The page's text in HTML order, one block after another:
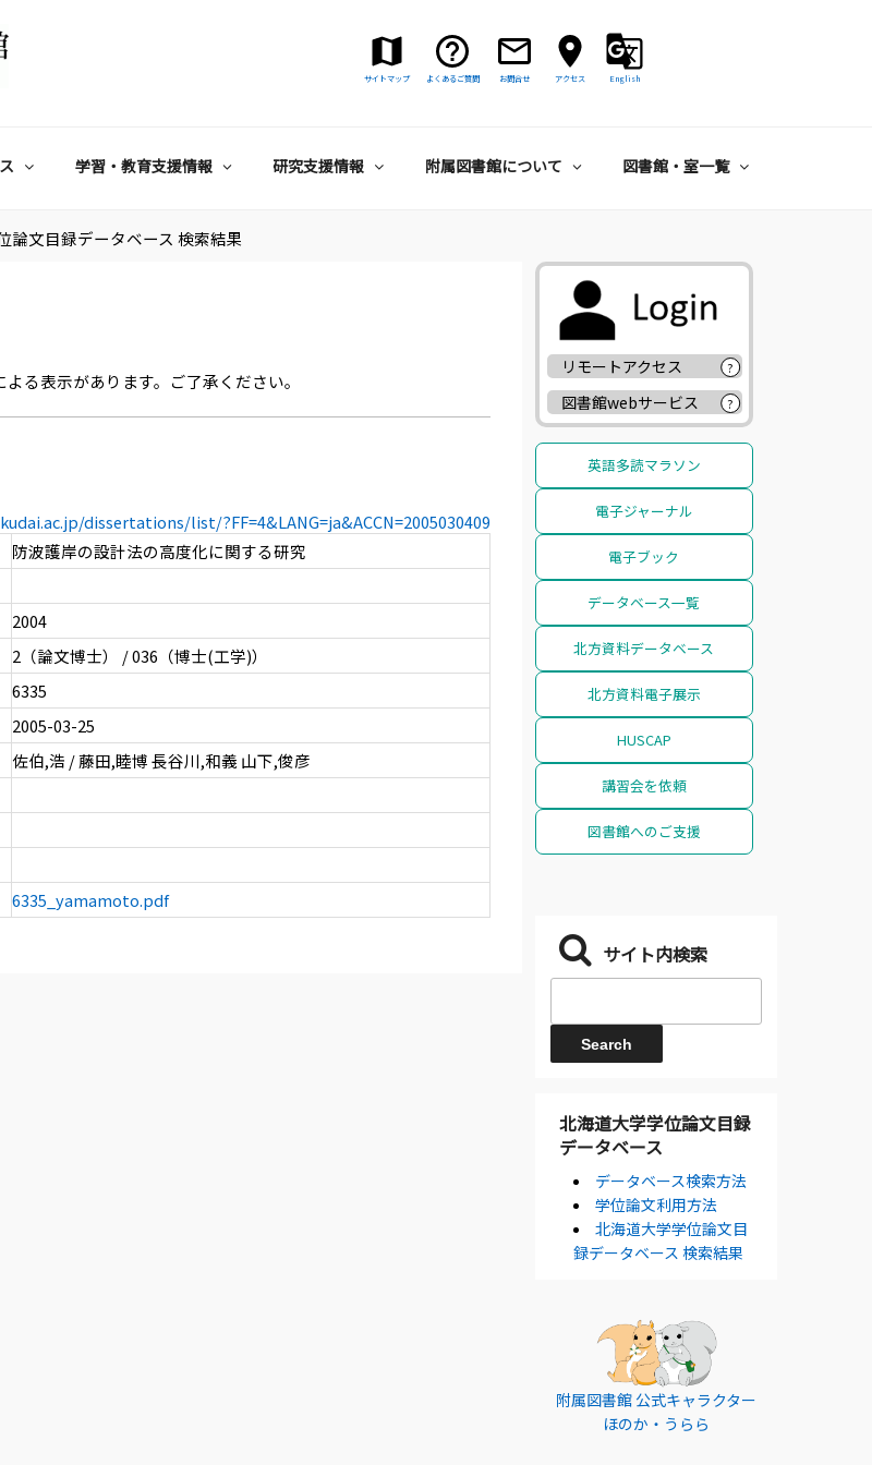
サイトマップ よくあるご質問 お問合せ アクセス English
学習・教育支援情報 研究支援情報 附属図書館について 図書館・室一覧
論文目録データベース 検索結果
る表示があります。ご了承ください。
dissertations/list/?FF=4&LANG=ja&ACCN=2005030409
防波護岸の設計法の高度化に関する研究
2004
2（論文博士） / 036（博士(工学)）
6335
2005-03-25
佐伯,浩 / 藤田,睦博 長谷川,和義 山下,俊彦
6335_yamamoto.pdf
リモートアクセス ?
図書館webサービス ?
英語多読マラソン
電子ジャーナル
電子ブック
データベース一覧
北方資料データベース
北方資料電子展示
HUSCAP
講習会を依頼
図書館へのご支援
サイト内検索
北海道大学学位論文目録
データベース
データベース検索方法
学位論文利用方法
北海道大学学位論文目
録データベース 検索結果
附属図書館 公式キャラクター
ほのか・うらら